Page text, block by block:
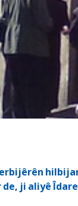
ji aliyê